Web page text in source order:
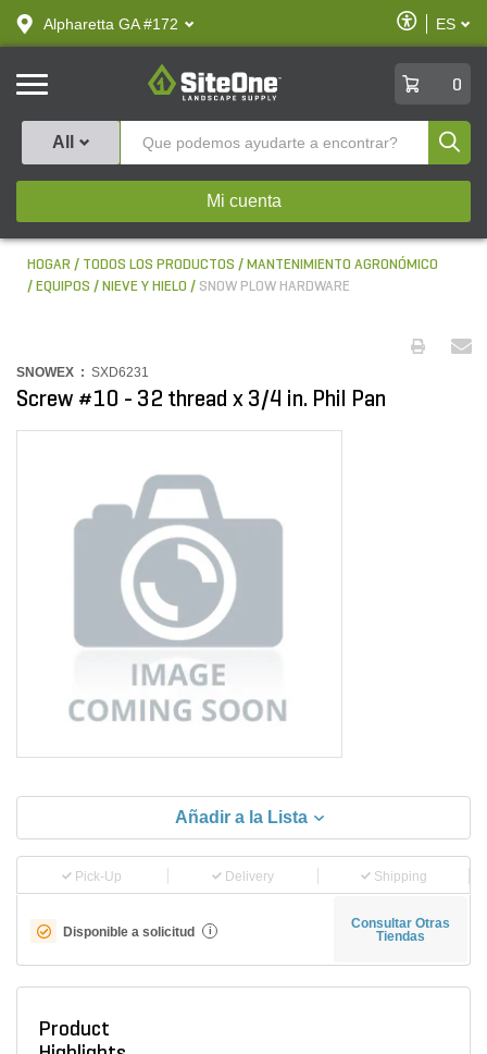
text.skipToContent
text.skipToNavigation
Alpharetta GA #172
Habilitar
ES
SiteOne
0
All
Mi cuenta
HOGAR TODOS LOS PRODUCTOS
MANTENIMIENTO AGRONÓMICO
EQUIPOS
NIEVE Y HIELO SNOW PLOW HARDWARE
SNOWEX : SXD6231
Screw #10 - 32 thread x 3/4 in. Phil Pan
Añadir a la Lista
Pick-Up Delivery Shipping
Disponible a solicitud i
Consultar Otras
Tiendas
Product